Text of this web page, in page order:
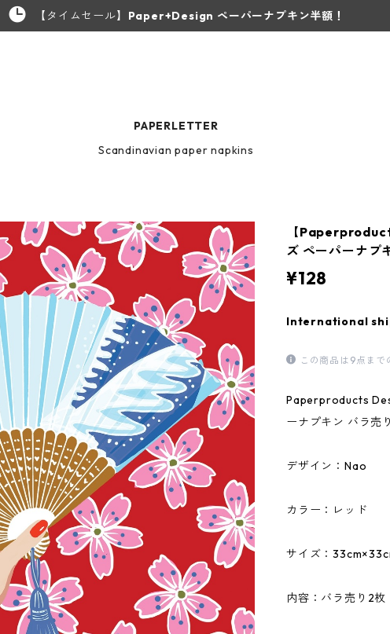
【タイムセール】 Paper+Design ペーパーナプキン半額！
PAPERLETTER
Scandinavian paper napkins
【
ズ ペーパーナプ
¥128
International
この商品は9点まで
Paperproducts
ーナプキン バラ売り
デザイン：Nao
カラー：レッド
サイズ：
内容：バラ売り2枚